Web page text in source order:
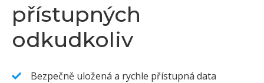
přístupných
odkudkoliv
Bezpečně uložená a rychle přístupná data